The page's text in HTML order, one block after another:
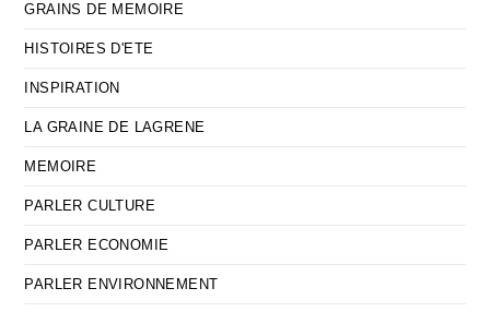
GRAINS DE MEMOIRE
HISTOIRES D'ETE
INSPIRATION
LA GRAINE DE LAGRENE
MEMOIRE
PARLER CULTURE
PARLER ECONOMIE
PARLER ENVIRONNEMENT